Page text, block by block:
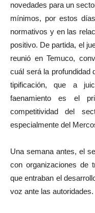
novedades para un
mínimos, por estos
normativos y en las
positivo. De partida, el
reunió en Temuco,
cuál será la profundidad
tipificación, que a
faenamiento es el
competitividad del
especialmente del
Una semana antes, el
con organizaciones de
que entraban el
voz ante las autoridades.